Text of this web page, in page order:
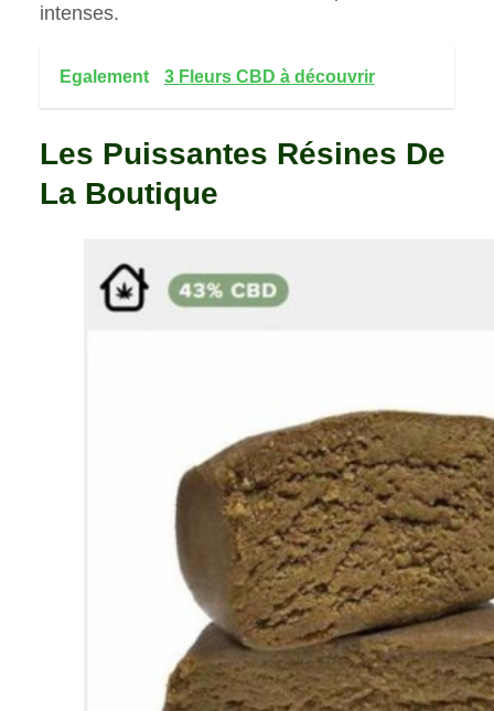
intenses.
Egalement 3 Fleurs CBD à découvrir
Les Puissantes Résines De
La Boutique